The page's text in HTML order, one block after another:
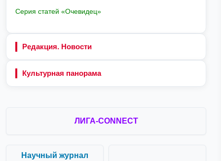
Серия статей «Очевидец»
Редакция. Новости
Культурная панорама
ЛИГА-CONNECT
Научный журнал